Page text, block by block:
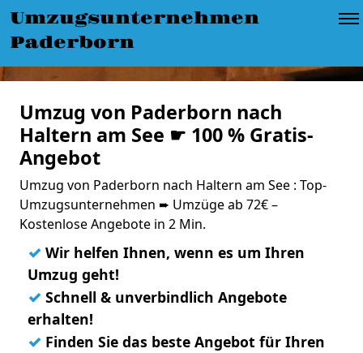
Umzugsunternehmen
Paderborn
Umzug von Paderborn nach
Haltern am See ☛ 100 % Gratis-
Angebot
Umzug von Paderborn nach Haltern am See : Top-
Umzugsunternehmen ➨ Umzüge ab 72€ –
Kostenlose Angebote in 2 Min.
✓ Wir helfen Ihnen, wenn es um Ihren
Umzug geht!
✓ Schnell & unverbindlich Angebote
erhalten!
✓ Finden Sie das beste Angebot für Ihren